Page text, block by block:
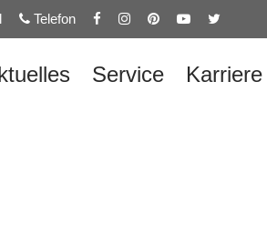
Telefon
Service Karriere